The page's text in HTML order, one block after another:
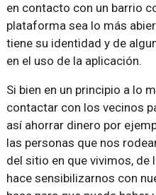
en contacto con un barrio
plataforma sea lo más
tiene su identidad y de
en el uso de la aplicación.
Si bien en un principio a lo
contactar con los vecinos
así ahorrar dinero por
las personas que nos
del sitio en que vivimos, de
hace sensibilizarnos con